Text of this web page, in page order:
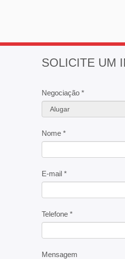
SOLICITE UM
Negociação *
Nome *
E-mail *
Telefone *
Mensagem